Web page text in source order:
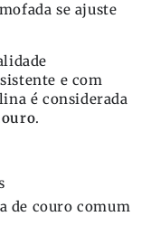
se ajuste
e com
é considerada
.
de couro comum